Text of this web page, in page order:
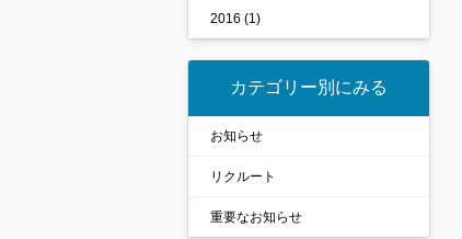
2016 (1)
カテゴリー別にみる
お知らせ
リクルート
重要なお知らせ